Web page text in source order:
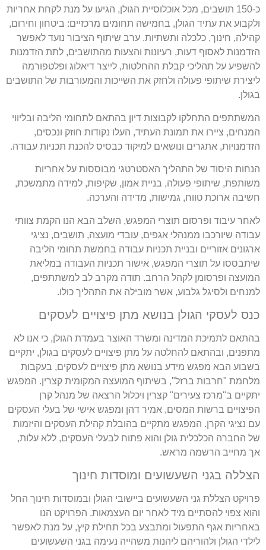
כ-150 תושבים, מכל אוכלוסיית הגולן, הגיעו על מנת לקחת אחריות
ולקבוע את עתיד הגולן, בחמישה תחומים מרכזיים: ביטחון וחירום,
קהילה, חינוך, כלכלה ותשתיות. ערב שיתוף הציבור נועד לאפשר
הזדמנות לאסוף דעות, רעיונות והצעות מהתושבים, לתת הזדמנות
להשפיע על תהליכי קבלת ההחלטות, לייצר דיאלוג ופלטפורמה
ליצירת שיתופי פעולה ולחזק את השייכות והמעורבות של התושבים
בגולן.
המשתתפים התחלקו לקבוצות דיון בהתאם לתחומי הליבה ובליווי
המנחים, ציירו את תמונת העתיד, העלו נקודות חוזק ונכסים,
הזדמנויות, אתגרים ונושאים למיקוד כבסיס להכנת תכניות עבודה.
הנחות היסוד של התהליך האסטרטגי מבוססות על אחריות
משותפת, שיתופי פעולה, בניית אמון, שקיפות, למידה מתמשכת,
חשיבה ארוכת טווח, גמישות, מדידה והערכה.
לאחר עיבוד ופרסום תוצרי המפגש, השלב הבא הנו הקמת צוותי
עבודה שיורכבו ממנהלי אגפים, עובדי מועצה, תושבים, נציגי
ארגונים אזוריים ובניית תכניות עבודה בחמשת תחומי הליבה
שיתבססו על תוצרי המפגש, אישור תכניות העבודה במליאת
המועצה ופרסומן לקהל הרחב. תודה מקרב לב למשתתפים,
למנחים ולסיגל גלבוע, אשר מובילה את התהליך כולו.
כנס לעסקי הגולן בנושא מתן פיצויים לעסקים
בהתאם לתמיכת המדינה ומשרד האוצר בעמדת הגולן, כי אנו לא
מתפנים, ובהתאם להחלטה על מתן פיצויים לעסקים בגולן, יתקיים
בשבוע הבא מפגש מידע בנושא מתן פיצויים לעסקים, בעקבות
מלחמת "חרבות ברזל", בשיתוף המועצה המקומית קצרין. המפגש
יתקיים ב"מרכז צעירים" קצרין ויכלול הרצאה של מנהל קרן
הפיצויים ברשות המסים, אמיר דהן ומפגש אישי של בעלי העסקים
עם נציגי הקרן. המפגש מתקיים בהובלת קהילת העסקים והיזמות
של החברה הכלכלית גולן והוא פתוח לבעלי העסקים, ללא עלות,
אך מחייב הרשמה מראש.
הצללה בגני השעשועים ומוסדות חינוך
פרויקט הצללת גני השעשועים ביישובי הגולן ובמוסדות חינוך החל
והוא צפוי להסתיים מיד לאחר יום העצמאות. הפרויקט הנו
באחריות אגף התפעול ומתבצע בכל תחילת קיץ, על מנת לאפשר
לילדי הגולן ולהוריהם ליהנות משהייה נעימה בגני השעשועים